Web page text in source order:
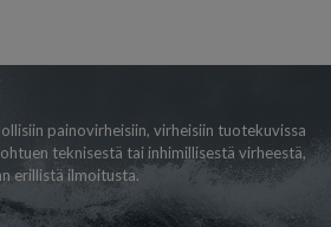
painovirheisiin, virheisiin tuotekuvissa
teknisestä tai inhimillisestä virheestä,
erillistä ilmoitusta.